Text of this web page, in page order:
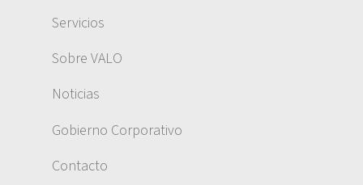
Servicios
Sobre VALO
Noticias
Gobierno Corporativo
Contacto